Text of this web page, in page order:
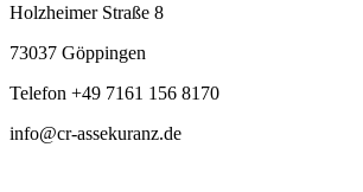
Holzheimer Straße 8
73037 Göppingen
Telefon +49 7161 156 8170
info@cr-assekuranz.de